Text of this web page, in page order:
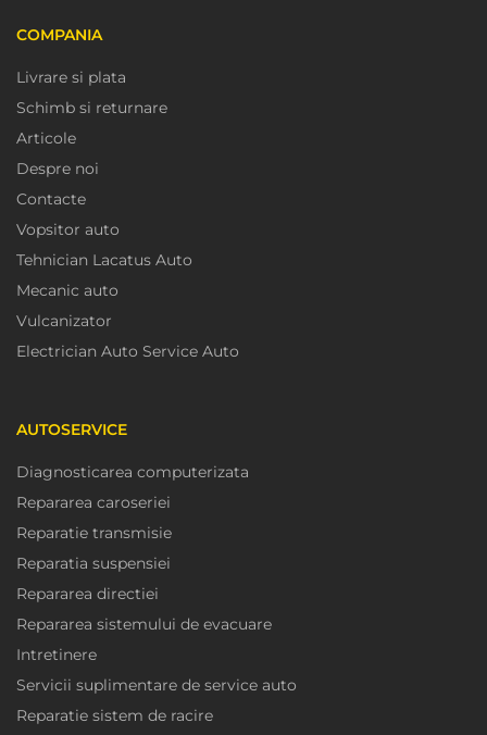
COMPANIA
Livrare si plata
Schimb si returnare
Articole
Despre noi
Contacte
Vopsitor auto
Tehnician Lacatus Auto
Mecanic auto
Vulcanizator
Electrician Auto Service Auto
AUTOSERVICE
Diagnosticarea computerizata
Repararea caroseriei
Reparatie transmisie
Reparatia suspensiei
Repararea directiei
Repararea sistemului de evacuare
Intretinere
Servicii suplimentare de service auto
Reparatie sistem de racire